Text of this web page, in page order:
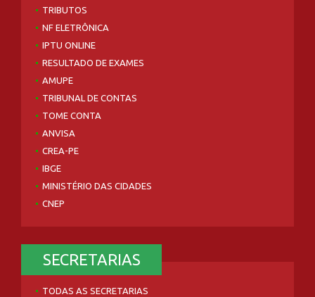
TRIBUTOS
NF ELETRÔNICA
IPTU ONLINE
RESULTADO DE EXAMES
AMUPE
TRIBUNAL DE CONTAS
TOME CONTA
ANVISA
CREA-PE
IBGE
MINISTÉRIO DAS CIDADES
CNEP
SECRETARIAS
TODAS AS SECRETARIAS